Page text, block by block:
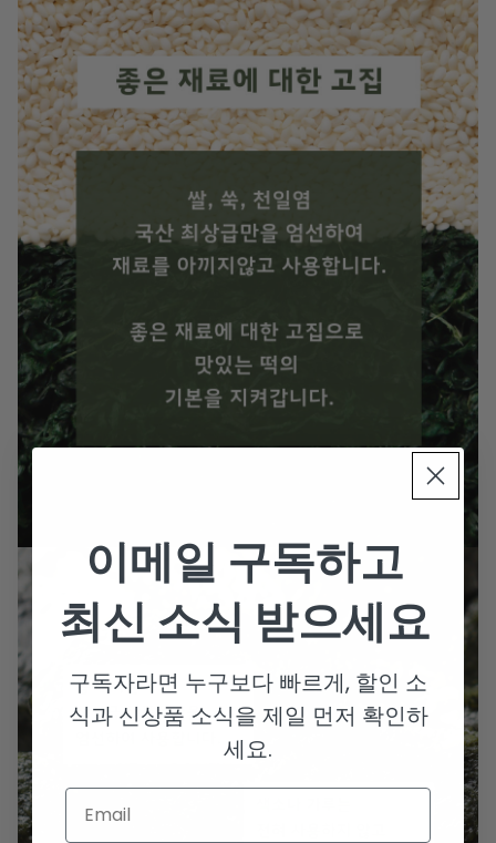
이메일 구독하고
최신 소식 받으세요
구독자라면 누구보다 빠르게, 할인 소
식과 신상품 소식을 제일 먼저 확인하
세요.
Email